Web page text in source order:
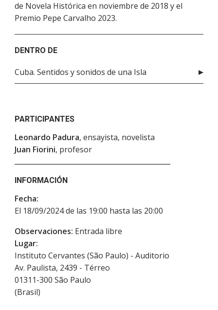
de Novela Histórica en noviembre de 2018 y el
Premio Pepe Carvalho 2023.
DENTRO DE
Cuba. Sentidos y sonidos de una Isla
PARTICIPANTES
Leonardo Padura, ensayista, novelista
Juan Fiorini, profesor
INFORMACIÓN
Fecha:
El 18/09/2024 de las 19:00 hasta las 20:00
Observaciones: Entrada libre
Lugar:
Instituto Cervantes (São Paulo) - Auditorio
Av. Paulista, 2439 - Térreo
01311-300 São Paulo
(Brasil)